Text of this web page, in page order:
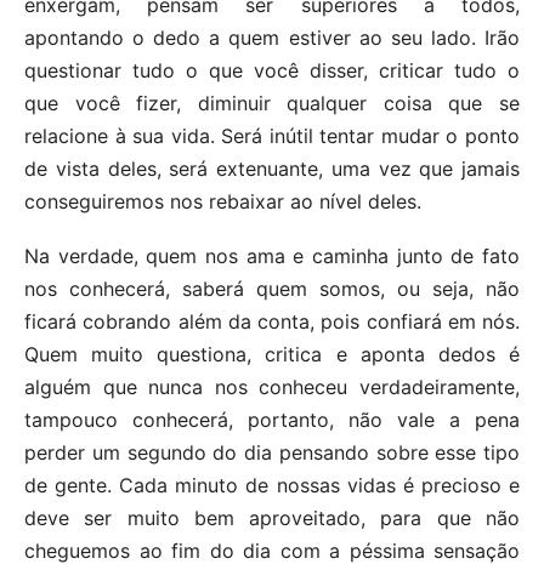
apontando o dedo a quem estiver ao seu lado. Irão
questionar tudo o que você disser, criticar tudo o
que você fizer, diminuir qualquer coisa que se
relacione à sua vida. Será inútil tentar mudar o ponto
de vista deles, será extenuante, uma vez que jamais
conseguiremos nos rebaixar ao nível deles.
Na verdade, quem nos ama e caminha junto de fato
nos conhecerá, saberá quem somos, ou seja, não
ficará cobrando além da conta, pois confiará em nós.
Quem muito questiona, critica e aponta dedos é
alguém que nunca nos conheceu verdadeiramente,
tampouco conhecerá, portanto, não vale a pena
perder um segundo do dia pensando sobre esse tipo
de gente. Cada minuto de nossas vidas é precioso e
deve ser muito bem aproveitado, para que não
cheguemos ao fim do dia com a péssima sensação